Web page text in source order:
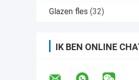
Glazen fles (32)
IK BEN ONLINE